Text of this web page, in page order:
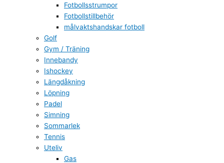
Fotbollsstrumpor
Fotbollstillbehör
målvaktshandskar fotboll
Golf
Gym / Träning
Innebandy
Ishockey
Längdåkning
Löpning
Padel
Simning
Sommarlek
Tennis
Uteliv
Gas